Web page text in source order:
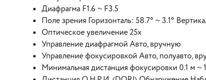
Диафрагма F1.6 ~ F3.5
Поле зрения Горизонталь: 58.7° ~ 3.1°
Оптическое увеличение 25x
Управление диафрагмой Авто, вручную
Управление фокусировкой Авто, полуавто,
Минимальная дистанция фокусировки 0.1 м ~